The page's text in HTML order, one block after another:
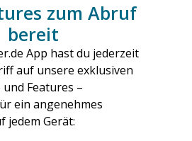
zum Abruf
bereit
App hast du jederzeit
auf unsere exklusiven
Features –
ein angenehmes
jedem Gerät: